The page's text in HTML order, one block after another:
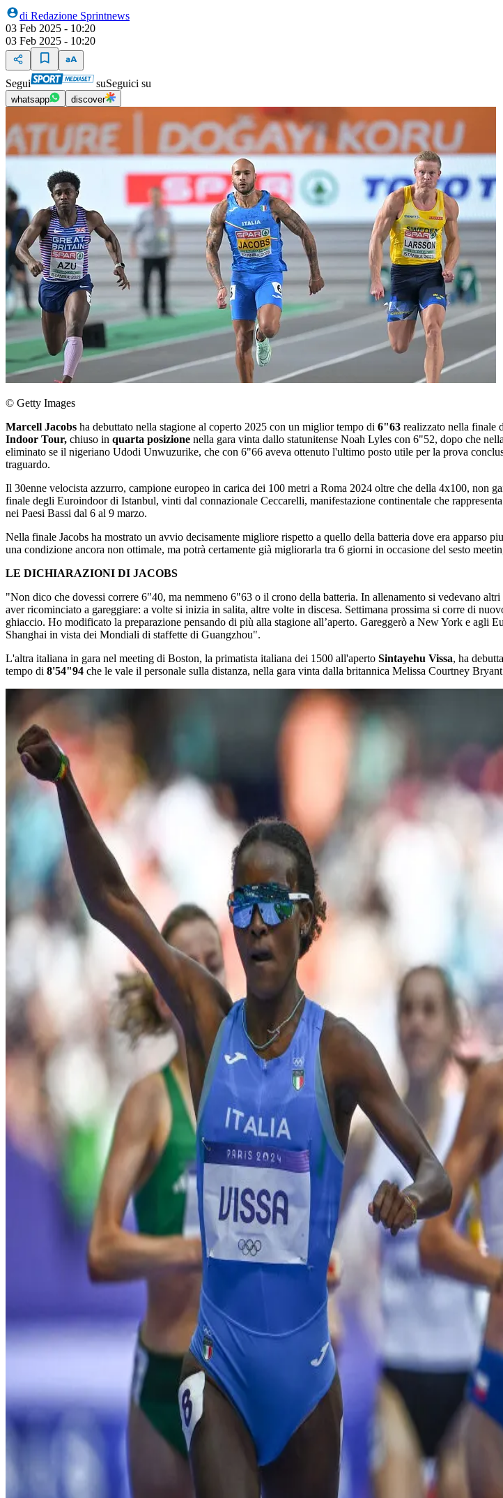
di Redazione Sprintnews
03 Feb 2025 - 10:20
03 Feb 2025 - 10:20
Segui suSeguici su
whatsapp discover
© Getty Images
Marcell Jacobs ha debuttato nella stagione al coperto 2025 con un miglior tempo di 6"63 realizzato nella finale
Indoor Tour, chiuso in quarta posizione nella gara vinta dallo statunitense Noah Lyles con 6"52, dopo che
eliminato se il nigeriano Udodi Unwuzurike, che con 6"66 aveva ottenuto l'ultimo posto utile per la prova
traguardo.
Il 30enne velocista azzurro, campione europeo in carica dei 100 metri a Roma 2024 oltre che della 4x100, non
finale degli Euroindoor di Istanbul, vinti dal connazionale Ceccarelli, manifestazione continentale che
nei Paesi Bassi dal 6 al 9 marzo.
Nella finale Jacobs ha mostrato un avvio decisamente migliore rispetto a quello della batteria dove era apparso
una condizione ancora non ottimale, ma potrà certamente già migliorarla tra 6 giorni in occasione del sesto
LE DICHIARAZIONI DI JACOBS
"Non dico che dovessi correre 6"40, ma nemmeno 6"63 o il crono della batteria. In allenamento si vedevano
aver ricominciato a gareggiare: a volte si inizia in salita, altre volte in discesa. Settimana prossima si corre di
ghiaccio. Ho modificato la preparazione pensando di più alla stagione all’aperto. Gareggerò a New York e
Shanghai in vista dei Mondiali di staffette di Guangzhou".
L'altra italiana in gara nel meeting di Boston, la primatista italiana dei 1500 all'aperto Sintayehu Vissa, ha
tempo di 8'54"94 che le vale il personale sulla distanza, nella gara vinta dalla britannica Melissa Courtney